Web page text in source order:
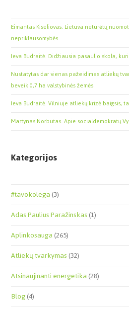
Eimantas Kiseliovas. Lietuva neturėtų
nepriklausomybės
Ieva Budraitė. Didžiausia pasaulio skola,
Nustatytas dar vienas pažeidimas atliekų
beveik 0,7 ha valstybinės žemės
Ieva Budraitė. Vilniuje atliekų krizė baigsis,
Martynas Norbutas. Apie socialdemokratų
Kategorijos
#tavokolega(3)
Adas Paulius Paražinskas(1)
Aplinkosauga(265)
Atliekų tvarkymas(32)
Atsinaujinanti energetika(28)
Blog(4)